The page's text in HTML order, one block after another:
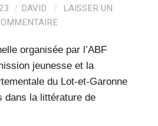
DAVID
LAISSER UN
organisée par l’ABF
jeunesse et la
du Lot-et-Garonne
dans la littérature de